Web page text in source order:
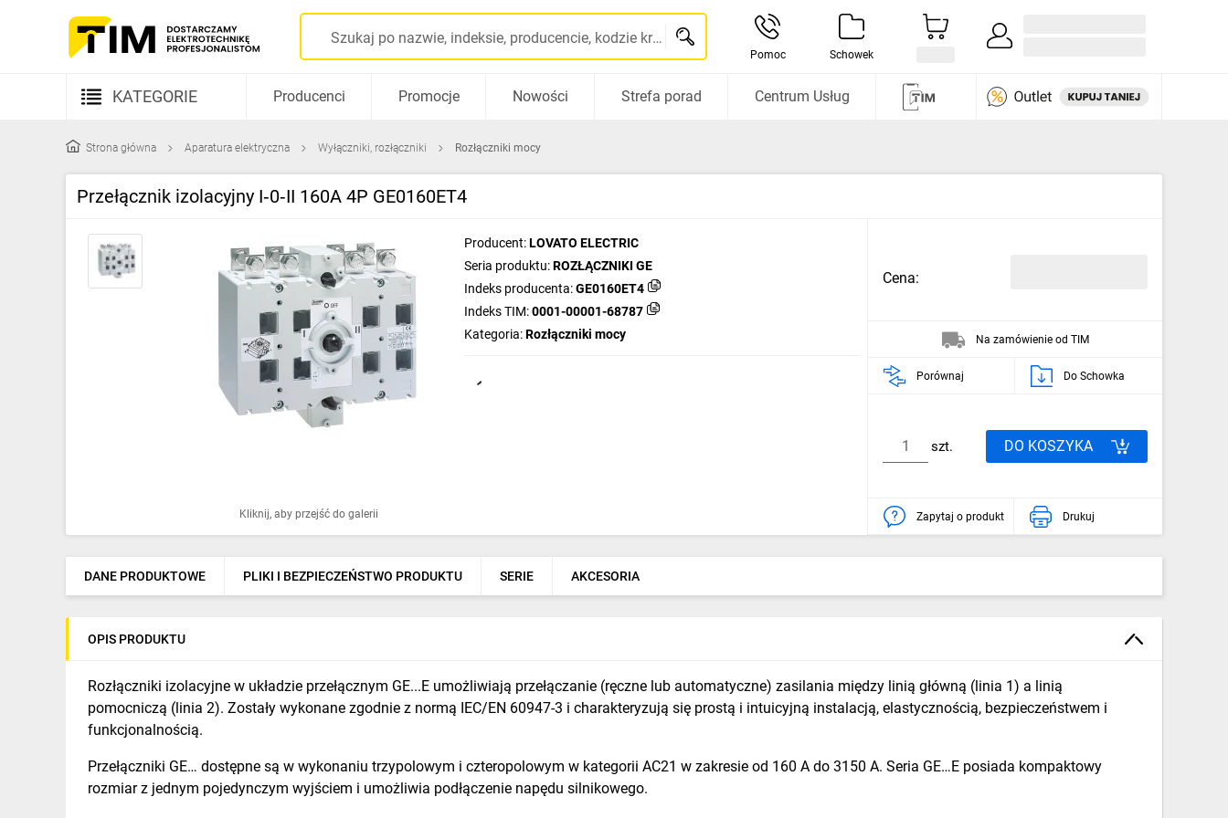
Szukaj po nazwie, indeksie, producencie, kodzie kreskowym...
Pomoc Schowek
KATEGORIE
Kable i przewody
Rozdzielnice i obudowy
Elementy prowadzenia kabli
Fotowoltaika
Ogrzewanie
Elektronarzędzia i mierniki
Napędy elektryczne
Pneumatyka
Dom i ogród
Klimatyzacja
Producenci Promocje Nowości Strefa porad Centrum Usług
Strona główna Aparatura elektryczna Wyłączniki, rozłączniki Rozłączniki mocy
Przełącznik izolacyjny I‑0‑II 160A 4P GE0160ET4
Kliknij, aby przejść do galerii
Producent:LOVATO ELECTRIC
Seria produktu:ROZŁĄCZNIKI GE
Indeks producenta:GE0160ET4
Indeks TIM:0001-00001-68787
Kategoria:Rozłączniki mocy
Cena:
Na zamówienie od TIM
Porównaj Do Schowka
szt. DO KOSZYKA
Zapytaj o produkt Drukuj
DANE PRODUKTOWE PLIKI I BEZPIECZEŃSTWO PRODUKTU SERIE AKCESORIA
OPIS PRODUKTU
Rozłączniki izolacyjne w układzie przełącznym GE...E umożliwiają przełączanie (ręczne lub automatyczne) zasilania między linią główną (linia 1) a linią
pomocniczą (linia 2). Zostały wykonane zgodnie z normą IEC/EN 60947-3 i charakteryzują się prostą i intuicyjną instalacją, elastycznością, bezpieczeństwem i
funkcjonalnością.
Przełączniki GE… dostępne są w wykonaniu trzypolowym i czteropolowym w kategorii AC21 w zakresie od 160 A do 3150 A. Seria GE…E posiada kompaktowy
rozmiar z jednym pojedynczym wyjściem i umożliwia podłączenie napędu silnikowego.